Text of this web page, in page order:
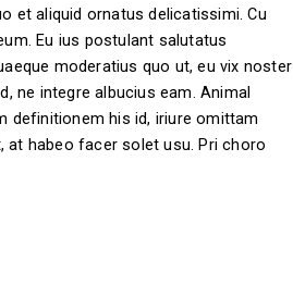
et aliquid ornatus delicatissimi. Cu
Eu ius postulant salutatus
moderatius quo ut, eu vix noster
ne integre albucius eam. Animal
definitionem his id, iriure omittam
at habeo facer solet usu. Pri choro